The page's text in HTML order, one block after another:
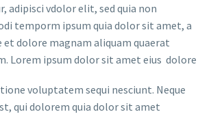
adipisci vdolor elit, sed quia non
temporm ipsum quia dolor sit amet, a
dolore magnam aliquam quaerat
Lorem ipsum dolor sit amet eius dolore
voluptatem sequi nesciunt. Neque
qui dolorem quia dolor sit amet